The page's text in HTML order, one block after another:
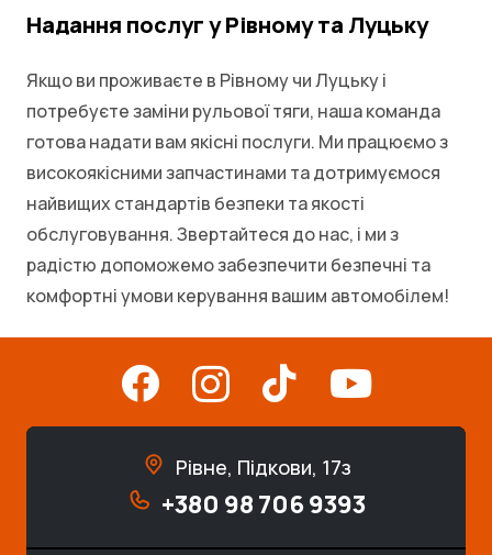
Надання послуг у Рівному та Луцьку
Якщо ви проживаєте в Рівному чи Луцьку і
потребуєте заміни рульової тяги, наша команда
готова надати вам якісні послуги. Ми працюємо з
високоякісними запчастинами та дотримуємося
найвищих стандартів безпеки та якості
обслуговування. Звертайтеся до нас, і ми з
радістю допоможемо забезпечити безпечні та
комфортні умови керування вашим автомобілем!
Рівне, Підкови, 17з
+380 98 706 9393